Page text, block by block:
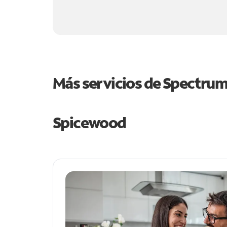
Más servicios de
Spicewood